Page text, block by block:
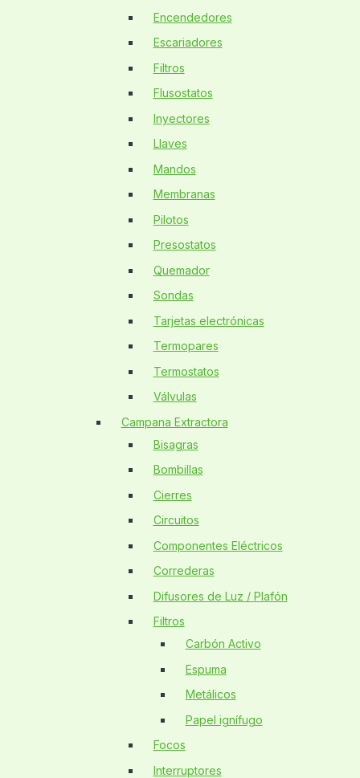
Encendedores
Escariadores
Filtros
Flusostatos
Inyectores
Llaves
Mandos
Membranas
Pilotos
Presostatos
Quemador
Sondas
Tarjetas electrónicas
Termopares
Termostatos
Válvulas
Campana Extractora
Bisagras
Bombillas
Cierres
Circuitos
Componentes Eléctricos
Correderas
Difusores de Luz / Plafón
Filtros
Carbón Activo
Espuma
Metálicos
Papel ignífugo
Focos
Interruptores